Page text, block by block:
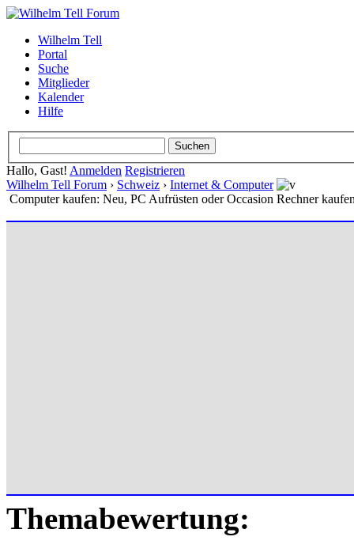
Wilhelm Tell
Portal
Suche
Mitglieder
Kalender
Hilfe
Hallo, Gast! Anmelden Registrieren
Wilhelm Tell Forum › Schweiz › Internet & Computer
Computer kaufen: Neu, PC Aufrüsten oder Occasion Rechner
Themabewertung: